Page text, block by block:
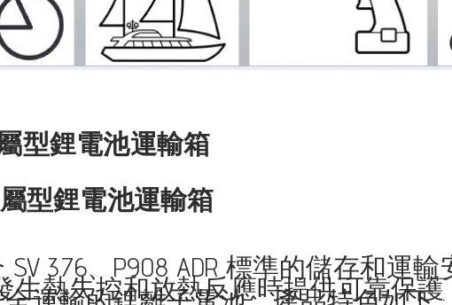
屬型鋰電池運輸箱
376、P908 ADR 標準的儲存和運
生熱失控和放熱反應時提供可靠保
型鋰電池運輸箱